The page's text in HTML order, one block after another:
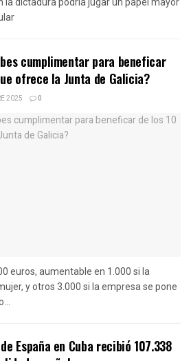
cumplimentar para beneficar
ofrece la Junta de Galicia?
2025 0
euros, aumentable en 1.000 si la
y otros 3.000 si la empresa se pone
España en Cuba recibió 107.338